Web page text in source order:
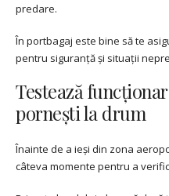
predare.
În portbagaj este bine să te
pentru siguranță și situații
Testează
pornești la drum
Înainte de a ieși din zona
câteva momente pentru a